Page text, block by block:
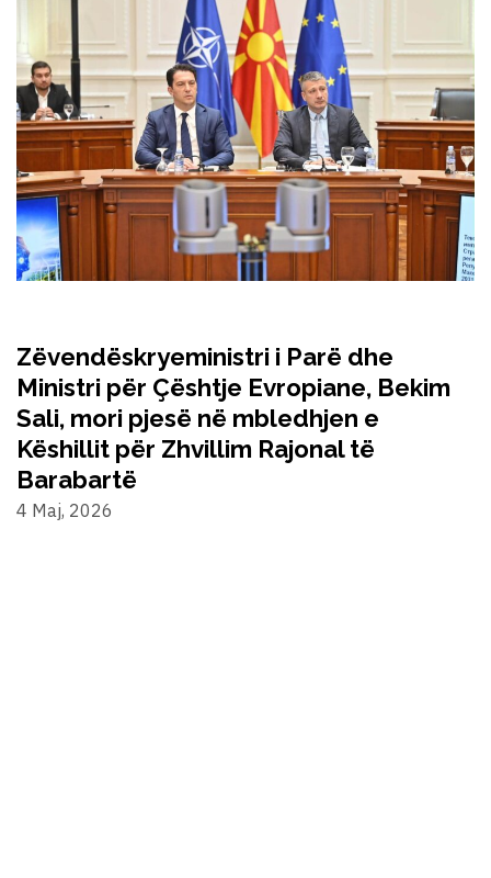
Zëvendëskryeministri i Parë dhe
Ministri për Çështje Evropiane, Bekim
Sali, mori pjesë në mbledhjen e
Këshillit për Zhvillim Rajonal të
Barabartë
4 Maj, 2026